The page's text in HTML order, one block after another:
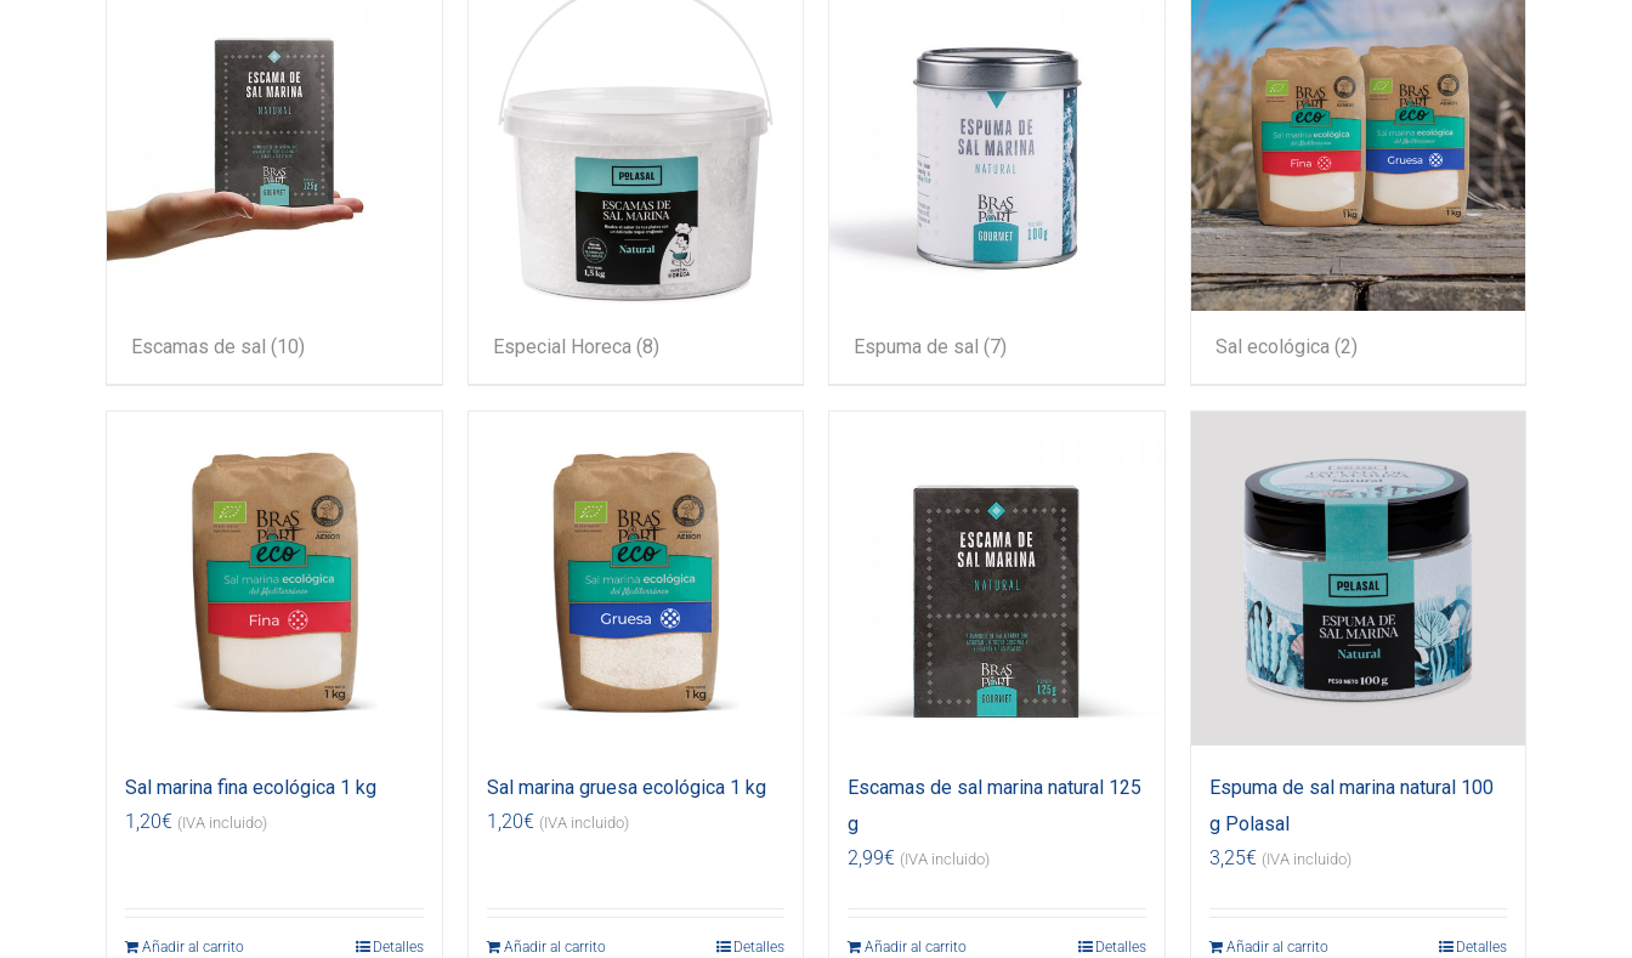
Escamas de sal (10) Especial Horeca (8) Espuma de sal (7) Sal ecológica (2)
Sal marina fina ecológica 1 kg
1,20€ (IVA incluido)
Añadir al carrito Detalles
Sal marina gruesa ecológica 1 kg
1,20€ (IVA incluido)
Añadir al carrito Detalles
Escamas de sal marina natural 125
g
2,99€ (IVA incluido)
Añadir al carrito Detalles
Espuma de sal marina natural 100
g Polasal
3,25€ (IVA incluido)
Añadir al carrito Detalles